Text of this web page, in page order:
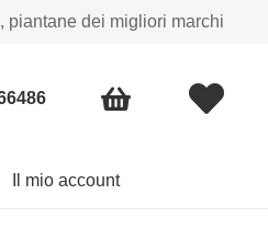
piantane dei migliori marchi
Il mio account